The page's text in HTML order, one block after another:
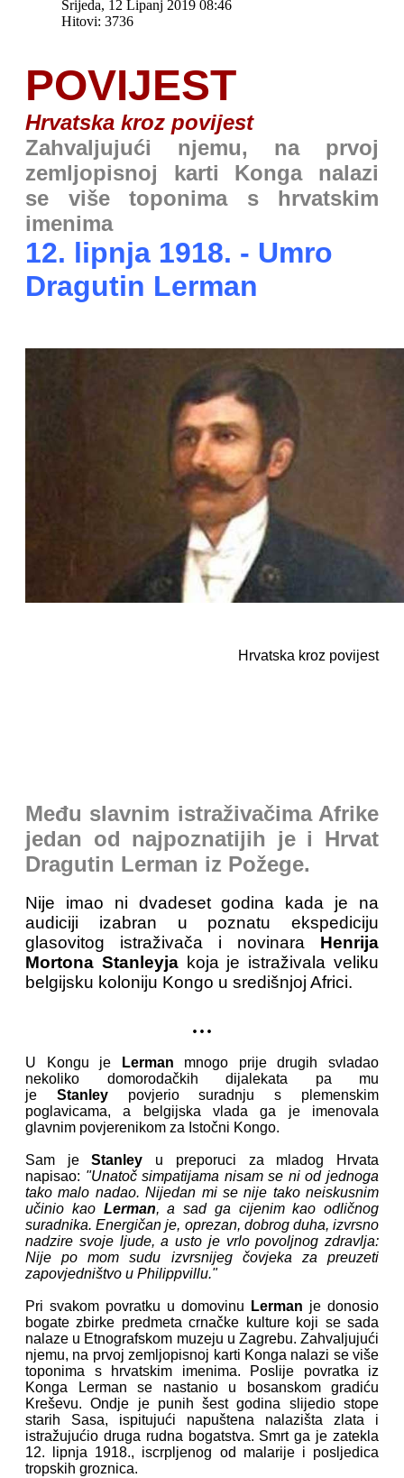
Srijeda, 12 Lipanj 2019 08:46
Hitovi: 3736
POVIJEST
Hrvatska kroz povijest
Zahvaljujući njemu, na prvoj
zemljopisnoj karti Konga nalazi
se više toponima s hrvatskim
imenima
12. lipnja 1918. - Umro
Dragutin Lerman
Hrvatska kroz povijest
Među slavnim istraživačima Afrike
jedan od najpoznatijih je i Hrvat
Dragutin Lerman iz Požege.
Nije imao ni dvadeset godina kada je na
audiciji izabran u poznatu ekspediciju
glasovitog istraživača i novinara Henrija
Mortona Stanleyjakoja je istraživala veliku
belgijsku koloniju Kongo u središnjoj Africi.
...
U Kongu je Lerman mnogo prije drugih svladao
nekoliko domorodačkih dijalekata pa mu
je Stanley povjerio suradnju s plemenskim
poglavicama, a belgijska vlada ga je imenovala
glavnim povjerenikom za Istočni Kongo.
Sam jeStanley u preporuci za mladog Hrvata
napisao: "Unatoč simpatijama nisam se ni od jednoga
tako malo nadao. Nijedan mi se nije tako neiskusnim
učinio kaoLerman, a sad ga cijenim kao odličnog
suradnika. Energičan je, oprezan, dobrog duha, izvrsno
nadzire svoje ljude, a usto je vrlo povoljnog zdravlja:
Nije po mom sudu izvrsnijeg čovjeka za preuzeti
zapovjedništvo u Philippvillu."
Pri svakom povratku u domovinu Lerman je donosio
bogate zbirke predmeta crnačke kulture koji se sada
nalaze u Etnografskom muzeju u Zagrebu. Zahvaljujući
njemu, na prvoj zemljopisnoj karti Konga nalazi se više
toponima s hrvatskim imenima. Poslije povratka iz
Konga Lerman se nastanio u bosanskom gradiću
Kreševu. Ondje je punih šest godina slijedio stope
starih Sasa, ispitujući napuštena nalazišta zlata i
istražujućio druga rudna bogatstva. Smrt ga je zatekla
12. lipnja 1918., iscrpljenog od malarije i posljedica
tropskih groznica.